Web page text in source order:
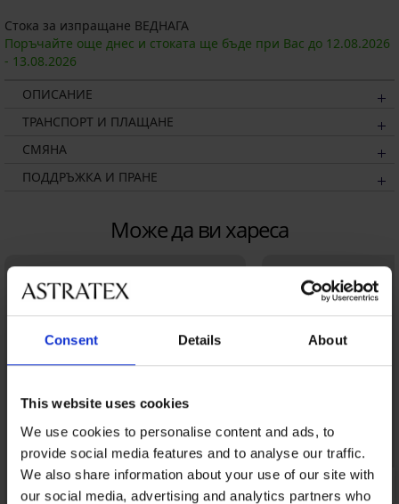
Consent Details About
This website uses cookies
We use cookies to personalise content and ads, to
provide social media features and to analyse our traffic.
We also share information about your use of our site with
our social media, advertising and analytics partners who
Стока за изпращане ВЕДНАГА
Поръчайте още днес и стоката ще бъде при Вас до 12.08.2026
- 13.08.2026
ОПИСАНИЕ
ТРАНСПОРТ И ПЛАЩАНЕ
СМЯНА
ПОДДРЪЖКА И ПРАНЕ
Може да ви хареса